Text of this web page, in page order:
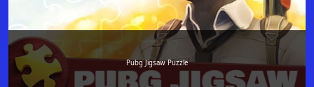
Pubg Jigsaw Puzzle